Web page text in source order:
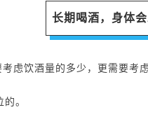
长期喝酒，身体会
虑饮酒量的多少，更需要考
。